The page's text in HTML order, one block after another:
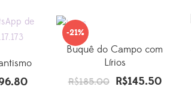
O
-21%
Buquê do Campo com
Lírios
R$185.00
O
R$145.50O